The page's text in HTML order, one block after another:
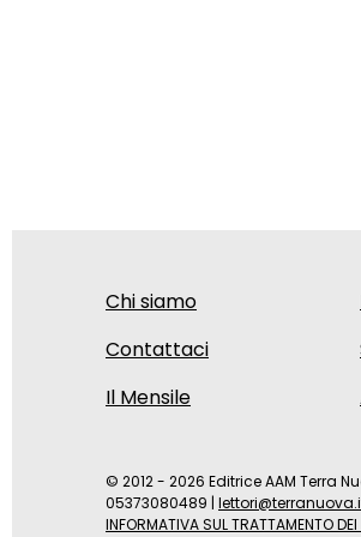
Chi siamo
Contattaci
Il Mensile
© 2012 - 2026 Editrice AAM Terra
05373080489 |
INFORMATIVA SUL TRATTAMENTO DEI